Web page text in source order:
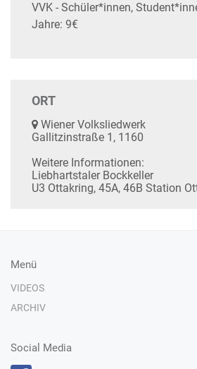
VVK - Schüler*innen,
Jahre: 9€
ORT
Wiener Volksliedwerk
Gallitzinstraße 1, 1160
Weitere Informationen:
Liebhartstaler Bockkeller
U3 Ottakring, 45A, 46B Station
Menü
VIDEOS
ARCHIV
Social Media